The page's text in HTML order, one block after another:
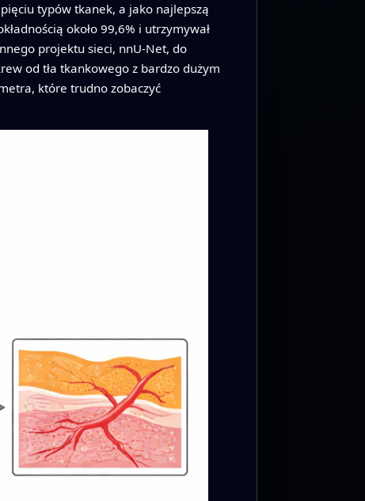
typów tkanek, a jako najlepszą
około 99,6% i utrzymywał
projektu sieci, nnU‑Net, do
od tła tkankowego z bardzo dużym
które trudno zobaczyć